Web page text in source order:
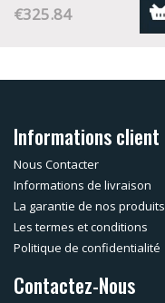
€325.84
Informations client
Nous Contacter
Informations de livraison
La garantie de nos produits
Les termes et conditions
Politique de confidentialité
Contactez-Nous